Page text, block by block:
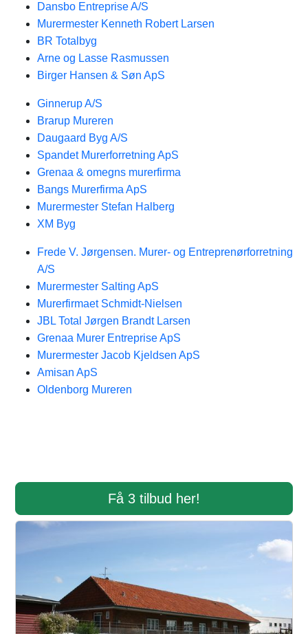
Dansbo Entreprise A/S
Murermester Kenneth Robert Larsen
BR Totalbyg
Arne og Lasse Rasmussen
Birger Hansen & Søn ApS
Ginnerup A/S
Brarup Mureren
Daugaard Byg A/S
Spandet Murerforretning ApS
Grenaa & omegns murerfirma
Bangs Murerfirma ApS
Murermester Stefan Halberg
XM Byg
Frede V. Jørgensen. Murer- og Entreprenørforretning
A/S
Murermester Salting ApS
Murerfirmaet Schmidt-Nielsen
JBL Total Jørgen Brandt Larsen
Grenaa Murer Entreprise ApS
Murermester Jacob Kjeldsen ApS
Amisan ApS
Oldenborg Mureren
Få 3 tilbud her!